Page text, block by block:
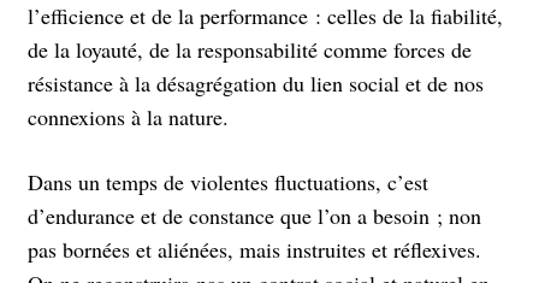
l’efficience et de la performance : celles de la fiabilité,
de la loyauté, de la responsabilité comme forces de
résistance à la désagrégation du lien social et de nos
connexions à la nature.
Dans un temps de violentes fluctuations, c’est
d’endurance et de constance que l’on a besoin ; non
pas bornées et aliénées, mais instruites et réflexives.